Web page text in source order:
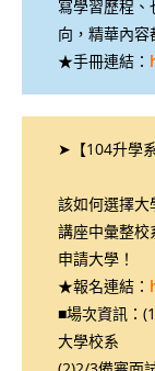
寫學習歷程
向，精華內容
★手冊連結：
➤【104升學
該如何選擇大
講座中彙整校
申請大學！
★報名連結：
■場次資訊：
大學校系